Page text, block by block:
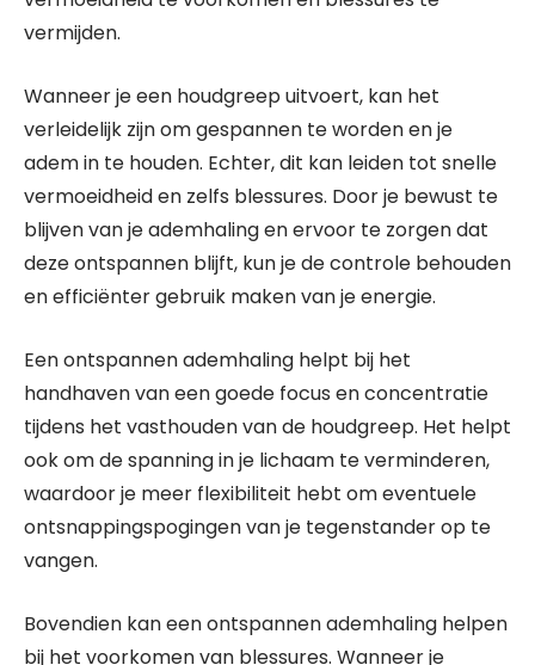
vermijden.
Wanneer je een houdgreep uitvoert, kan het
verleidelijk zijn om gespannen te worden en je
adem in te houden. Echter, dit kan leiden tot snelle
vermoeidheid en zelfs blessures. Door je bewust te
blijven van je ademhaling en ervoor te zorgen dat
deze ontspannen blijft, kun je de controle behouden
en efficiënter gebruik maken van je energie.
Een ontspannen ademhaling helpt bij het
handhaven van een goede focus en concentratie
tijdens het vasthouden van de houdgreep. Het helpt
ook om de spanning in je lichaam te verminderen,
waardoor je meer flexibiliteit hebt om eventuele
ontsnappingspogingen van je tegenstander op te
vangen.
Bovendien kan een ontspannen ademhaling helpen
bij het voorkomen van blessures. Wanneer je